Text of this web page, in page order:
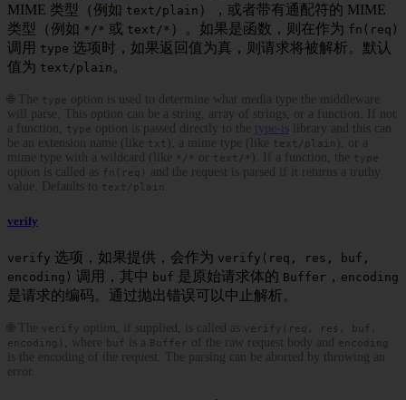
MIME 类型（例如 text/plain ），或者带有通配符的 MIME
类型（例如 */* 或 text/* ）。如果是函数，则在作为 fn(req)
调用 type 选项时，如果返回值为真，则请求将被解析。默认
值为 text/plain 。
🌐 The type option is used to determine what media type the middleware
will parse. This option can be a string, array of strings, or a function. If not
a function,
type option is passed directly to the type-is
library and this can
be an extension name (like
txt ), a mime type (like text/plain ), or a
mime type with a wildcard (like
or text/* ). If a function, the type
option is called as fn(req)
and the request is parsed if it returns a truthy
value. Defaults to text/plain
verify
verify 选项，如果提供，会作为 verify(req, res, buf,
encoding) 调用，其中 buf 是原始请求体的 Buffer ， encoding
是请求的编码。通过抛出错误可以中止解析。
🌐 The verify option, if supplied, is called as
verify(req, res, buf,
encoding) , where buf is a Buffer of the raw request body and encoding
is the encoding of the request. The parsing can be aborted by throwing an
error.